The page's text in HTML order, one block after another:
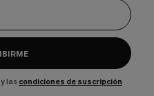
y las condiciones de suscripción